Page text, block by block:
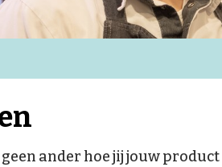
ander hoe jij jouw